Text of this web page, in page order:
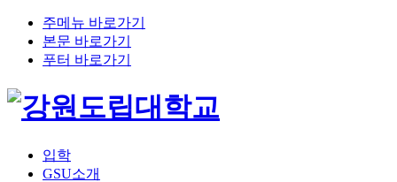
주메뉴 바로가기
본문 바로가기
푸터 바로가기
입학
GSU소개